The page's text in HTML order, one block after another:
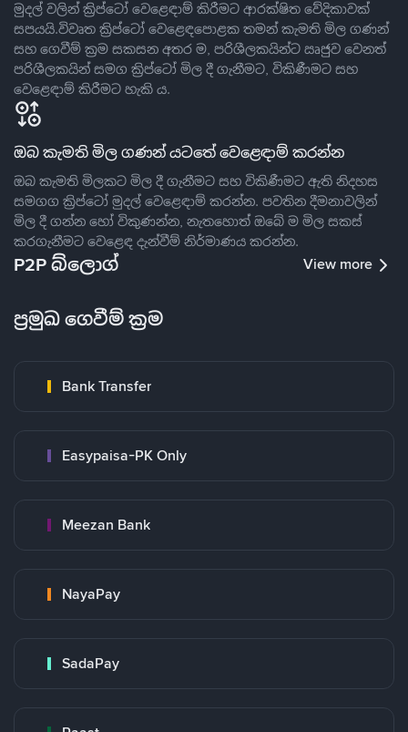
මුදල් වලින් ක්‍රිප්ටෝ වෙළෙඳාම් කිරීමට ආරක්ෂිත වේදිකාවක්
සපයයි.විවෘත ක්‍රිප්ටෝ වෙළෙඳපොළක තමන් කැමති මිල ගණන්
සහ ගෙවීම් ක්‍රම සකසන අතර ම, පරිශීලකයින්ට ඍජුව වෙනත්
පරිශීලකයින් සමග ක්‍රිප්ටෝ මිල දී ගැනීමට, විකිණීමට සහ
වෙළෙඳාම් කිරීමට හැකි ය.
ඔබ කැමති මිල ගණන් යටතේ වෙළෙඳාම් කරන්න
ඔබ කැමති මිලකට මිල දී ගැනීමට සහ විකිණීමට ඇති නිදහස
සමගග ක්‍රිප්ටෝ මුදල් වෙළෙඳාම් කරන්න. පවතින දීමනාවලින්
මිල දී ගන්න හෝ විකුණන්න, නැතහොත් ඔබේ ම මිල සකස්
කරගැනීමට වෙළෙඳ දැන්වීම් නිර්මාණය කරන්න.
P2P බ්ලොග් View more
ප්‍රමුඛ ගෙවීම් ක්‍රම
Bank Transfer
Easypaisa-PK Only
Meezan Bank
NayaPay
SadaPay